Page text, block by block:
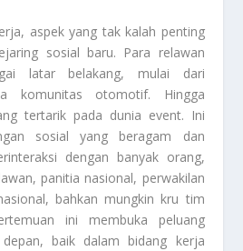
aspek yang tak kalah penting
sosial baru. Para relawan
latar belakang, mulai dari
komunitas otomotif. Hingga
tertarik pada dunia event. Ini
sosial yang beragam dan
dengan banyak orang,
panitia nasional, perwakilan
bahkan mungkin kru tim
ini membuka peluang
baik dalam bidang kerja